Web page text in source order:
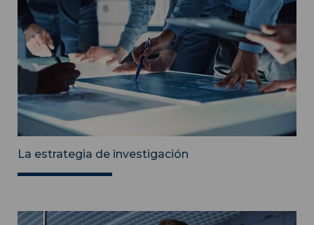
La estrategia de investigación